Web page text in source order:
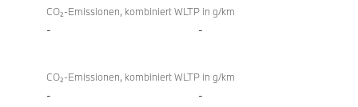
CO₂-Emissionen, kombiniert WLTP in g/km
- -
CO₂-Emissionen, kombiniert WLTP in g/km
- -